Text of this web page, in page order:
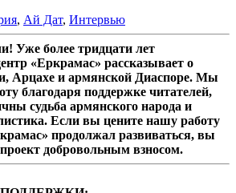
, Ай Дат, Интервью
Уже более тридцати лет
«Еркрамас» рассказывает о
Арцахе и армянской Диаспоре. Мы
благодаря поддержке читателей,
судьба армянского народа и
Если вы цените нашу работу
продолжал развиваться, вы
добровольным взносом.